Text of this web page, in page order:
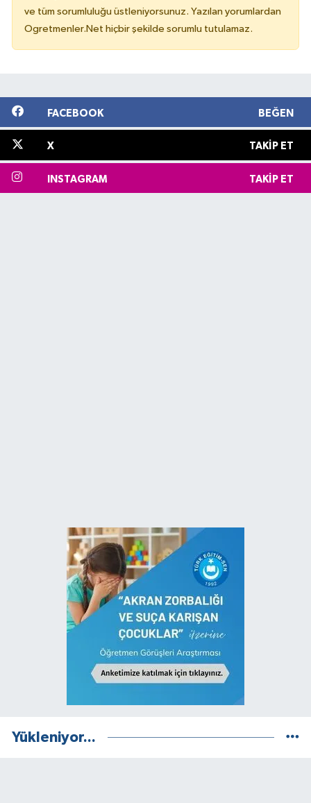
ve tüm sorumluluğu üstleniyorsunuz. Yazılan yorumlardan
Ogretmenler.Net hiçbir şekilde sorumlu tutulamaz.
FACEBOOK BEĞEN
X TAKIP ET
INSTAGRAM TAKIP ET
Yükleniyor...